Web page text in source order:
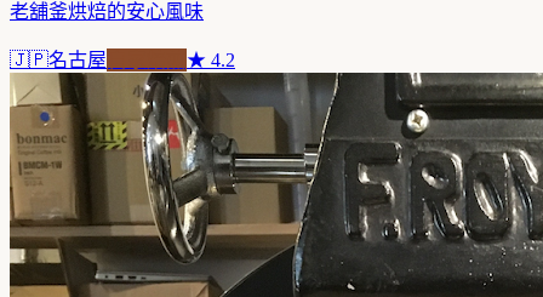
老舖釜烘焙的安心風味
🇯🇵名古屋 ★ 4.2